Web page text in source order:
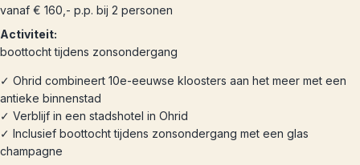
vanaf € 160,- p.p. bij 2 personen
Activiteit:
boottocht tijdens zonsondergang
✓ Ohrid combineert 10e-eeuwse kloosters aan het meer met een
antieke binnenstad
✓ Verblijf in een stadshotel in Ohrid
✓ Inclusief boottocht tijdens zonsondergang met een glas
champagne